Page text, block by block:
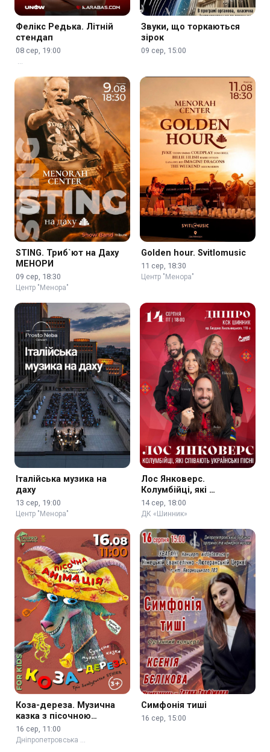
Фелікс Редька. Літній
стендап
08 сер, 19:00
…
Звуки, що торкаються
зірок
09 сер, 15:00
STING. Триб`ют на Даху
МЕНОРИ
09 сер, 18:30
Центр "Менора"
Golden hour. Svitlomusic
11 сер, 18:30
Центр "Менора"
Італійська музика на
даху
13 сер, 19:00
Центр "Менора"
Лос Янковерс.
Колумбійці, які …
14 сер, 18:00
ДК «Шинник»
Коза-дереза. Музична
казка з пісочною
анімацією 3+
16 сер, 11:00
Дніпропетровська …
Симфонія тиші
16 сер, 15:00